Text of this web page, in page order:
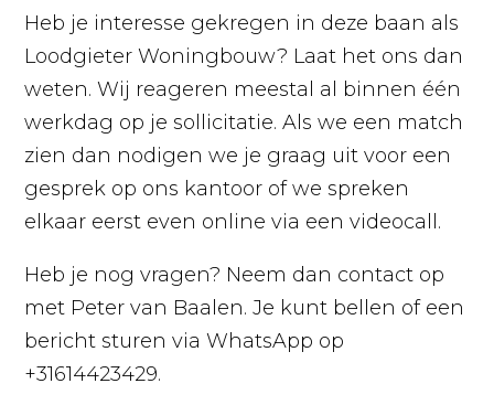
Heb je interesse gekregen in deze baan als
Loodgieter Woningbouw? Laat het ons dan
weten. Wij reageren meestal al binnen één
werkdag op je sollicitatie. Als we een match
zien dan nodigen we je graag uit voor een
gesprek op ons kantoor of we spreken
elkaar eerst even online via een videocall.
Heb je nog vragen? Neem dan contact op
met Peter van Baalen. Je kunt bellen of een
bericht sturen via WhatsApp op
+31614423429.